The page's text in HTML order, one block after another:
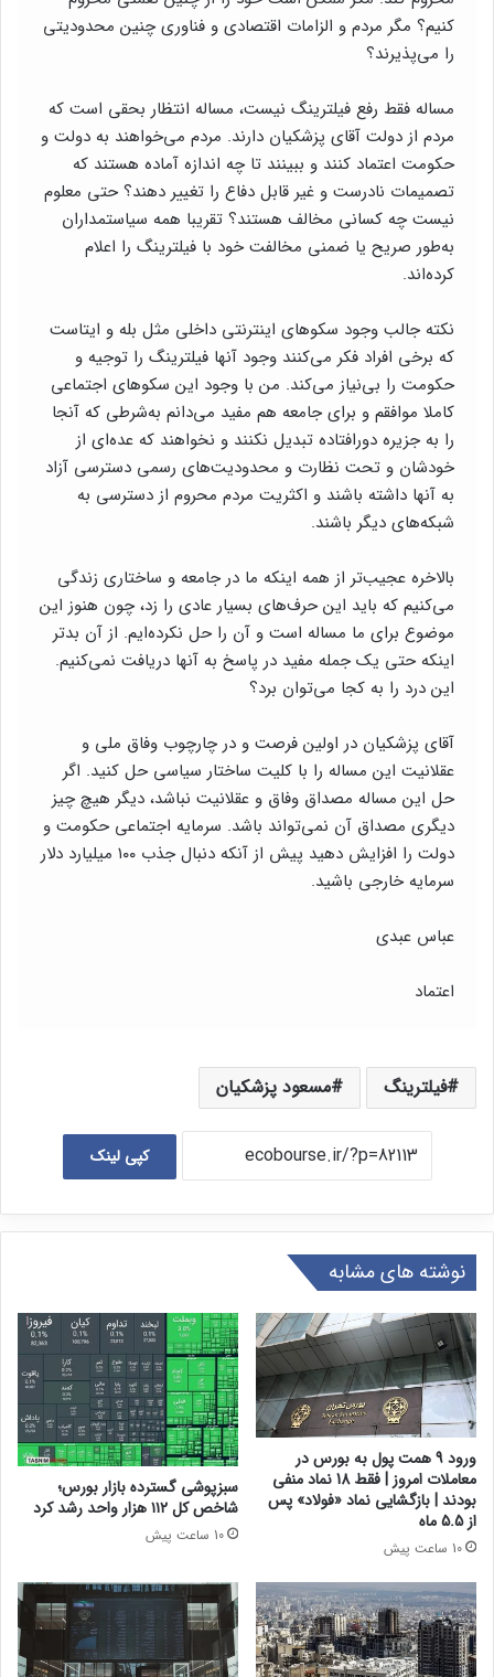
کنیم؟ مگر مردم و الزامات اقتصادی و فناوری چنین محدودیتی
را می‌پذیرند؟
مساله فقط رفع فیلترینگ نیست، مساله انتظار بحقی است که
مردم از دولت آقای پزشکیان دارند. مردم می‌خواهند به دولت و
حکومت اعتماد کنند و ببینند تا چه اندازه آماده هستند که
تصمیمات نادرست و غیر قابل دفاع را تغییر دهند؟ حتی معلوم
نیست چه کسانی مخالف هستند؟ تقریبا همه سیاستمداران
به‌طور صریح یا ضمنی مخالفت خود با فیلترینگ را اعلام
کرده‌اند.
نکته جالب وجود سکوهای اینترنتی داخلی مثل بله و ایتاست
که برخی افراد فکر می‌کنند وجود آنها فیلترینگ را توجیه و
حکومت را بی‌نیاز می‌کند. من با وجود این سکوهای اجتماعی
کاملا موافقم و برای جامعه هم مفید می‌دانم به‌شرطی که آنجا
را به جزیره دورافتاده تبدیل نکنند و نخواهند که عده‌ای از
خودشان و تحت نظارت و محدودیت‌های رسمی دسترسی آزاد
به آنها داشته باشند و اکثریت مردم محروم از دسترسی به
شبکه‌های دیگر باشند.
بالاخره عجیب‌تر از همه اینکه ما در جامعه‌ و ساختاری زندگی
می‌کنیم که باید این حرف‌های بسیار عادی را زد، چون هنوز این
موضوع برای ما مساله است و آن را حل نکرده‌ایم. از آن بدتر
اینکه حتی یک جمله مفید در پاسخ به آنها دریافت نمی‌کنیم.
این درد را به کجا می‌توان برد؟
آقای پزشکیان در اولین فرصت و در چارچوب وفاق ملی و
عقلانیت این مساله را با کلیت ساختار سیاسی حل کنید. اگر
حل این مساله مصداق وفاق و عقلانیت نباشد، دیگر هیچ چیز
دیگری مصداق آن نمی‌تواند باشد. سرمایه اجتماعی حکومت و
دولت را افزایش دهید پیش از آنکه دنبال جذب ۱۰۰ میلیارد دلار
سرمایه خارجی باشید.
عباس عبدی
اعتماد
فیلترینگ مسعود پزشکیان
کپی لینک
نوشته های مشابه
ورود 9 همت پول به بورس در
معاملات امروز | فقط 18 نماد منفی
بودند | بازگشایی نماد «فولاد» پس
از 5.5 ماه
10 ساعت پیش
سبزپوشی گسترده بازار بورس؛
شاخص کل ۱۱۲ هزار واحد رشد کرد
10 ساعت پیش